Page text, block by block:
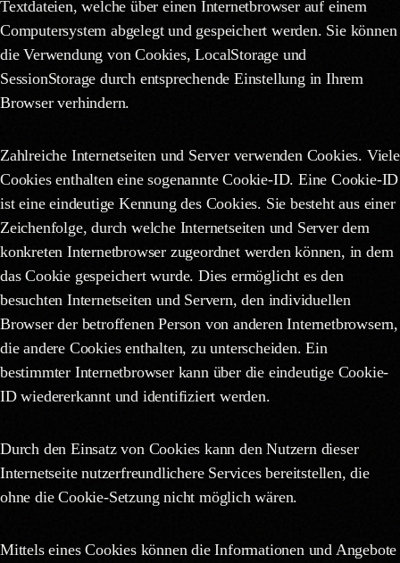
Textdateien, welche über einen Internetbrowser auf einem
Computersystem abgelegt und gespeichert werden. Sie können
die Verwendung von Cookies, LocalStorage und
SessionStorage durch entsprechende Einstellung in Ihrem
Browser verhindern.
Zahlreiche Internetseiten und Server verwenden Cookies. Viele
Cookies enthalten eine sogenannte Cookie-ID. Eine Cookie-ID
ist eine eindeutige Kennung des Cookies. Sie besteht aus einer
Zeichenfolge, durch welche Internetseiten und Server dem
konkreten Internetbrowser zugeordnet werden können, in dem
das Cookie gespeichert wurde. Dies ermöglicht es den
besuchten Internetseiten und Servern, den individuellen
Browser der betroffenen Person von anderen Internetbrowsern,
die andere Cookies enthalten, zu unterscheiden. Ein
bestimmter Internetbrowser kann über die eindeutige Cookie-
ID wiedererkannt und identifiziert werden.
Durch den Einsatz von Cookies kann den Nutzern dieser
Internetseite nutzerfreundlichere Services bereitstellen, die
ohne die Cookie-Setzung nicht möglich wären.
Mittels eines Cookies können die Informationen und Angebote